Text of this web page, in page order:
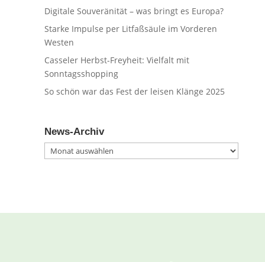
Digitale Souveränität – was bringt es Europa?
Starke Impulse per Litfaßsäule im Vorderen
Westen
Casseler Herbst-Freyheit: Vielfalt mit
Sonntagsshopping
So schön war das Fest der leisen Klänge 2025
News-Archiv
News-
Archiv